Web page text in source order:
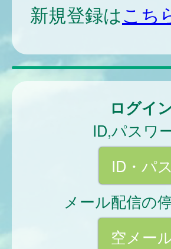
新規登録はこち
ログイ
ID,パスワ
ID・パ
メール配信の
空メー